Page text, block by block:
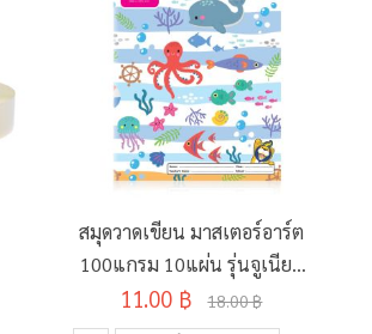
สมุดวาดเขียน มาสเตอร์อาร์ต
100แกรม 10แผ่น รุ่นจูเนียร์
MJ-02 คละลาย 260x375มม.
11.00 ฿ 18.00 ฿